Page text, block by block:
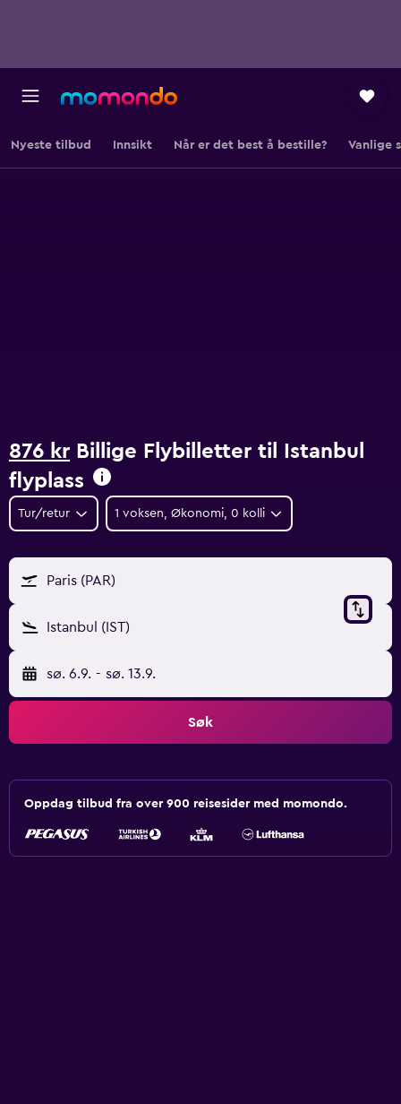
Nyeste tilbud Innsikt Når er det best å bestille? Vanlige
876 kr Billige Flybilletter til Istanbul
flyplass
Tur/retur 1 voksen, Økonomi, 0 kolli
Paris (PAR)
Istanbul (IST)
sø. 6.9. - sø. 13.9.
Søk
Oppdag tilbud fra over 900 reisesider med momondo.